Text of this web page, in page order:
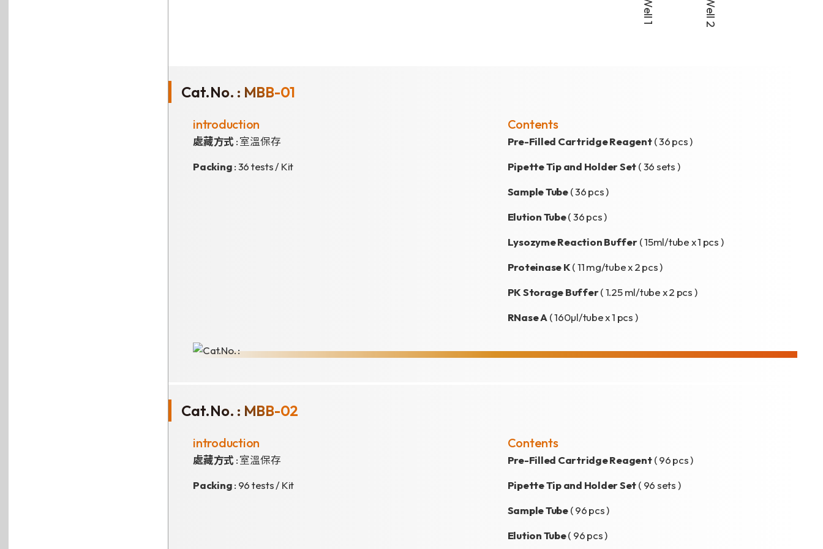
Cat.No. : MBB-01
introduction
處藏方式 : 室溫保存
Packing: 36 tests / Kit
Contents
Pre-Filled Cartridge Reagent( 36 pcs )
Pipette Tip and Holder Set( 36 sets )
Sample Tube( 36 pcs )
Elution Tube( 36 pcs )
Lysozyme Reaction Buffer( 15ml/tube x 1 pcs )
Proteinase K( 11 mg/tube x 2 pcs )
PK Storage Buffer( 1.25 ml/tube x 2 pcs )
RNase A( 160µl/tube x 1 pcs )
Cat.No. : MBB-02
introduction
處藏方式 : 室溫保存
Packing: 96 tests / Kit
Contents
Pre-Filled Cartridge Reagent( 96 pcs )
Pipette Tip and Holder Set( 96 sets )
Sample Tube( 96 pcs )
Elution Tube( 96 pcs )